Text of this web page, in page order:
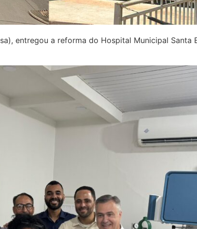
entregou a reforma do Hospital Municipal Santa